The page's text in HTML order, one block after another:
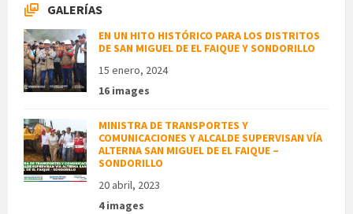
GALERÍAS
EN UN HITO HISTÓRICO PARA LOS DISTRITOS
DE SAN MIGUEL DE EL FAIQUE Y SONDORILLO
15 enero, 2024
16 images
MINISTRA DE TRANSPORTES Y
COMUNICACIONES Y ALCALDE SUPERVISAN VÍA
ALTERNA SAN MIGUEL DE EL FAIQUE –
SONDORILLO
20 abril, 2023
4 images